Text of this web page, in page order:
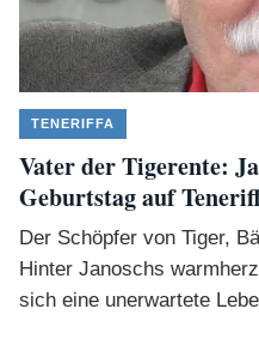
TENERIFFA
Vater der Tigerente:
Geburtstag auf
Der Schöpfer von Tiger,
Hinter Janoschs
sich eine unerwartete